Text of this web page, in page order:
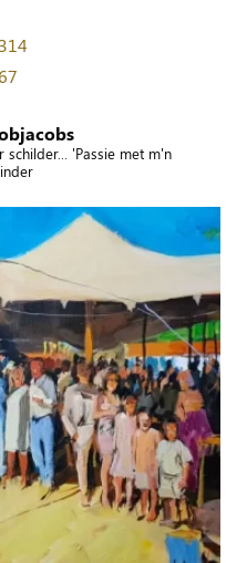
'Passie met m'n